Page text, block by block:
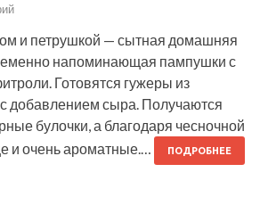
и петрушкой — сытная домашняя
напоминающая пампушки с
Готовятся гужеры из
с добавлением сыра. Получаются
булочки, а благодаря чесночной
и очень ароматные.…
ПОДРОБНЕЕ